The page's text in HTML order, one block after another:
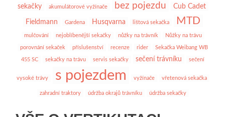
sekačky
akumulátorové vyžínače bez pojezdu Cub Cadet
Fieldmann Gardena Husqvarna lištová sekačka MTD
mulčování nejoblíbenější sekačky nůžky na trávník Nůžky na trávu
porovnání sekaček příslušenství recenze rider Sekačka Weibang WB
455 SC sekačky na trávu servis sekačky sečení trávníku sečení
vysoké trávy s pojezdem vyžínače vřetenová sekačka
zahradní traktory údržba okrajů trávníku údržba sekačky